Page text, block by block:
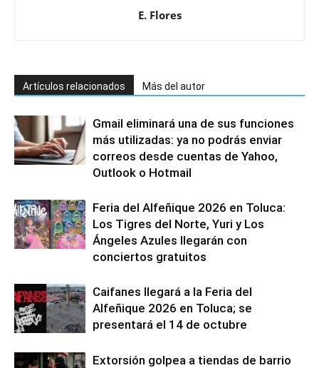
E. Flores
Artículos relacionados Más del autor
Gmail eliminará una de sus funciones
más utilizadas: ya no podrás enviar
correos desde cuentas de Yahoo,
Outlook o Hotmail
Feria del Alfeñique 2026 en Toluca:
Los Tigres del Norte, Yuri y Los
Ángeles Azules llegarán con
conciertos gratuitos
Caifanes llegará a la Feria del
Alfeñique 2026 en Toluca; se
presentará el 14 de octubre
Extorsión golpea a tiendas de barrio